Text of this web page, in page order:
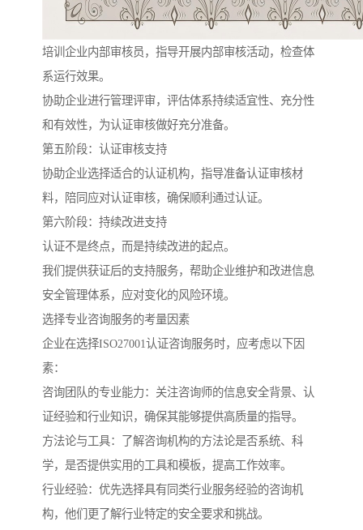
培训企业内部审核员，指导开展内部审核活动，检查体
系运行效果。
协助企业进行管理评审，评估体系持续适宜性、充分性
和有效性，为认证审核做好充分准备。
第五阶段：认证审核支持
协助企业选择适合的认证机构，指导准备认证审核材
料，陪同应对认证审核，确保顺利通过认证。
第六阶段：持续改进支持
认证不是终点，而是持续改进的起点。
我们提供获证后的支持服务，帮助企业维护和改进信息
安全管理体系，应对变化的风险环境。
选择专业咨询服务的考量因素
企业在选择ISO27001认证咨询服务时，应考虑以下因
素：
咨询团队的专业能力：关注咨询师的信息安全背景、认
证经验和行业知识，确保其能够提供高质量的指导。
方法论与工具：了解咨询机构的方法论是否系统、科
学，是否提供实用的工具和模板，提高工作效率。
行业经验：优先选择具有同类行业服务经验的咨询机
构，他们更了解行业特定的安全要求和挑战。